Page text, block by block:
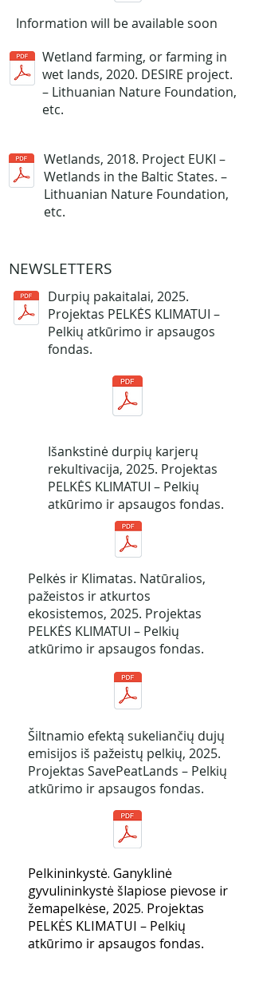
Information will be available soon
Wetland farming, or farming in
wet lands, 2020. DESIRE project.
– Lithuanian Nature Foundation,
etc.
Wetlands, 2018. Project EUKI –
Wetlands in the Baltic States. –
Lithuanian Nature Foundation,
etc.
NEWSLETTERS
Durpių pakaitalai, 2025.
Projektas PELKĖS KLIMATUI –
Pelkių atkūrimo ir apsaugos
fondas.
Išankstinė durpių karjerų
rekultivacija, 2025. Projektas
PELKĖS KLIMATUI – Pelkių
atkūrimo ir apsaugos fondas.
Pelkės ir Klimatas. Natūralios,
pažeistos ir atkurtos
ekosistemos, 2025. Projektas
PELKĖS KLIMATUI – Pelkių
atkūrimo ir apsaugos fondas.
Šiltnamio efektą sukeliančių dujų
emisijos iš pažeistų pelkių, 2025.
Projektas SavePeatLands – Pelkių
atkūrimo ir apsaugos fondas.
Pelkininkystė. Ganyklinė
gyvulininkystė šlapiose pievose ir
žemapelkėse, 2025. Projektas
PELKĖS KLIMATUI – Pelkių
atkūrimo ir apsaugos fondas.